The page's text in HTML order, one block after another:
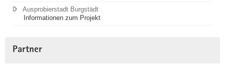
Ausprobierstadt Burgstädt
Informationen zum Projekt
Partner